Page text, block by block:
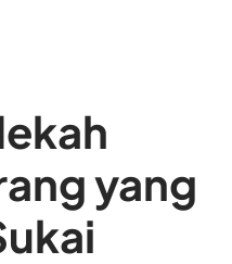
yang